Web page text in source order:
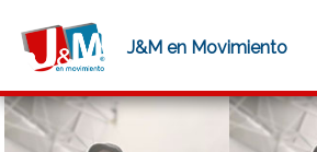
J&M en Movimiento